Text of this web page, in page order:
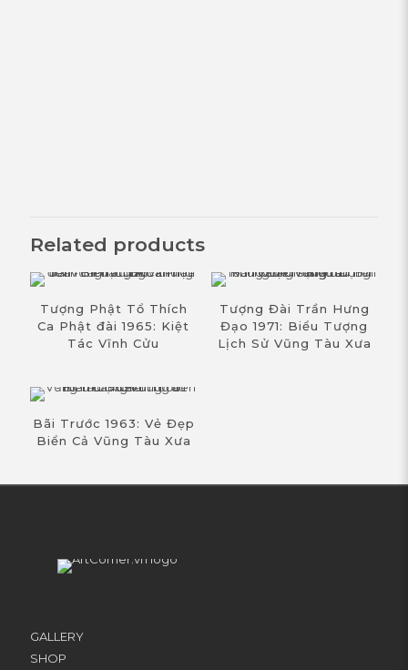
Related products
Tượng Phật Tổ Thích
Ca Phật đài 1965: Kiệt
Tác Vĩnh Cửu
Tượng Đài Trần Hưng
Đạo 1971: Biểu Tượng
Lịch Sử Vũng Tàu Xưa
Bãi Trước 1963: Vẻ Đẹp
Biển Cả Vũng Tàu Xưa
GALLERY
SHOP